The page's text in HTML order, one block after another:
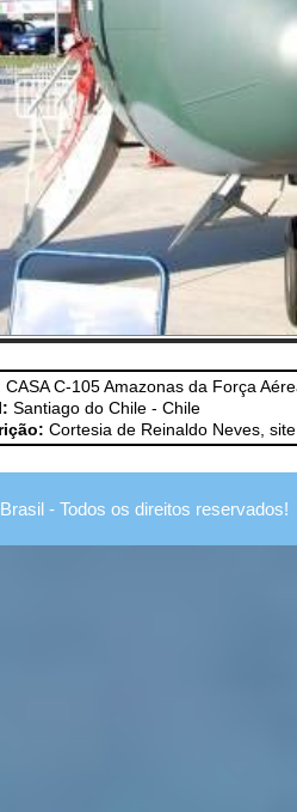
CASA C-105 Amazonas da Força
Santiago do Chile - Chile
Cortesia de Reinaldo Neves,
- Todos os direitos reservados!